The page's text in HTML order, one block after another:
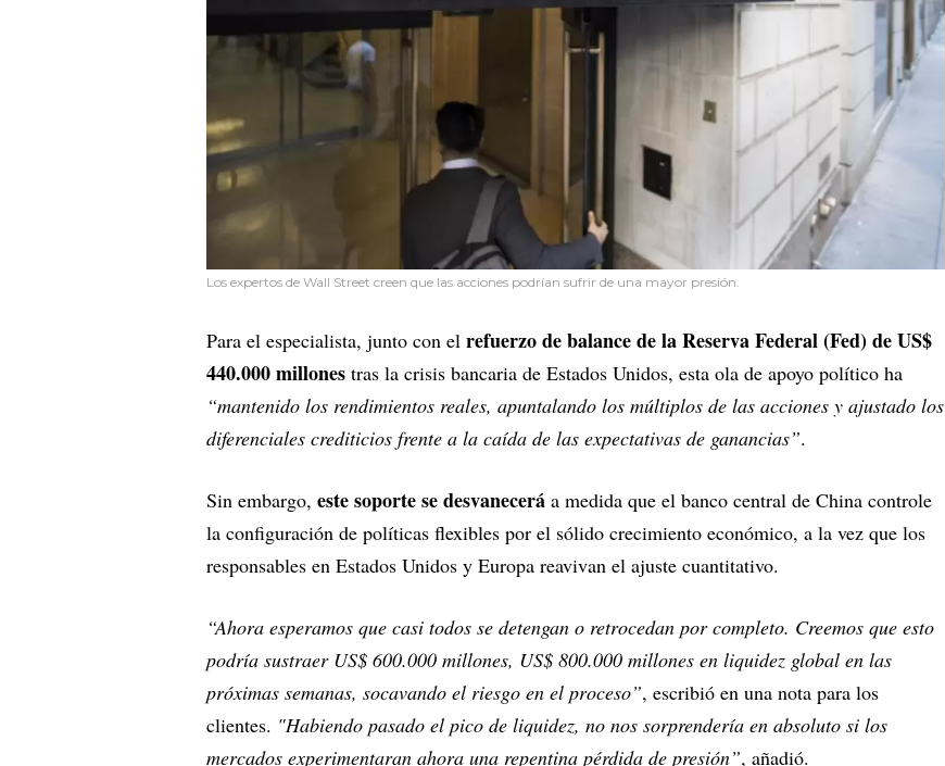
Los expertos de Wall Street creen que las acciones podrían sufrir de una mayor presión.
Para el especialista, junto con el refuerzo de balance de la Reserva Federal (Fed) de US$
440.000 millones tras la crisis bancaria de Estados Unidos, esta ola de apoyo político ha
“mantenido los rendimientos reales, apuntalando los múltiplos de las acciones y ajustado los
diferenciales crediticios frente a la caída de las expectativas de ganancias”.
Sin embargo, este soporte se desvanecerá a medida que el banco central de China controle
la configuración de políticas flexibles por el sólido crecimiento económico, a la vez que los
responsables en Estados Unidos y Europa reavivan el ajuste cuantitativo.
“Ahora esperamos que casi todos se detengan o retrocedan por completo. Creemos que esto
podría sustraer US$ 600.000 millones, US$ 800.000 millones en liquidez global en las
próximas semanas, socavando el riesgo en el proceso”, escribió en una nota para los
clientes. "Habiendo pasado el pico de liquidez, no nos sorprendería en absoluto si los
mercados experimentaran ahora una repentina pérdida de presión”, añadió.